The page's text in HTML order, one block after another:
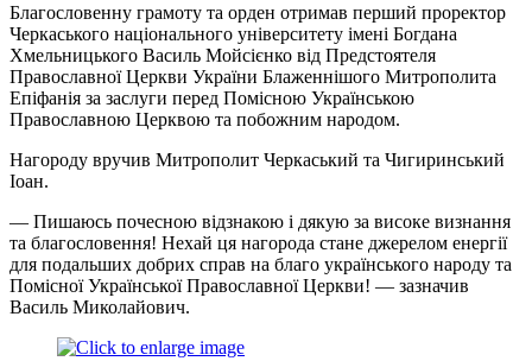
Благословенну грамоту та орден отримав перший проректор
Черкаського національного університету імені Богдана
Хмельницького Василь Мойсієнко від Предстоятеля
Православної Церкви України Блаженнішого Митрополита
Епіфанія за заслуги перед Помісною Українською
Православною Церквою та побожним народом.
Нагороду вручив Митрополит Черкаський та Чигиринський
Іоан.
— Пишаюсь почесною відзнакою і дякую за високе визнання
та благословення! Нехай ця нагорода стане джерелом енергії
для подальших добрих справ на благо українського народу та
Помісної Української Православної Церкви! — зазначив
Василь Миколайович.